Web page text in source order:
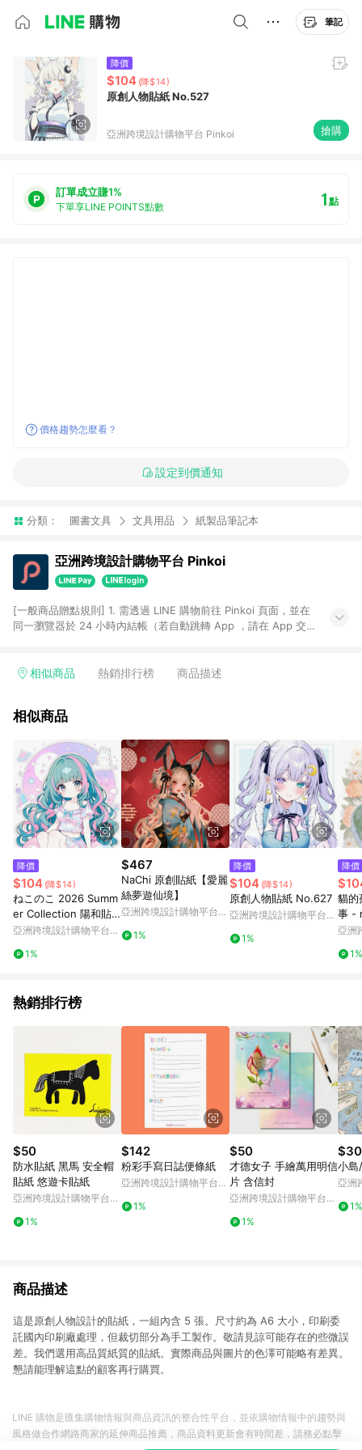
筆記
降價
$104 (降$14)
原創人物貼紙 No.527
亞洲跨境設計購物平台 Pinkoi 搶購
訂單成立賺1%
下單享LINE POINTS點數 1點
價格趨勢怎麼看？
設定到價通知
分類： 圖書文具 文具用品 紙製品筆記本
亞洲跨境設計購物平台 Pinkoi
[一般商品贈點規則] 1. 需透過 LINE 購物前往 Pinkoi 頁面，並在
同一瀏覽器於 24 小時內結帳（若自動跳轉 App ，請在 App 交
回饋訂單不得享有 Pinkoi 站方優惠，例如首購優惠，P coins，
行為，不具贈點資格，部分退款不在此限。 6. APP 請更新至
貨後 45 天後發送。 8. 群眾募資商品，禮物卡，開館保證金，補
運費，攤位費等不具贈點資格。 9. LINE 購物站上之商品規格、
顏色、價位、贈品如與 Pinkoi 商品資訊頁及購物車不符，以
Pinkoi 購物商品資訊頁及購物車標示為準。 10. 點數紅包使用規
則請以點數紅包活動說明為準。 11. 若於 LINE 購物前往 Pinkoi
頁面後才首次下載 Pinkoi APP 並完成訂單，不符合導購資格；承
上，首次下載 Pinkoi APP 後，需透過 LINE 購物前往 Pinkoi 頁
相似商品 熱銷排行榜 商品描述
相似商品
降價
$104 (降$14)
ねこのこ 2026 Summ
er Collection 陽和貼
紙 dreamypool
亞洲跨境設計購物平台
1%
$467
NaChi 原創貼紙【愛麗
絲夢遊仙境】
亞洲跨境設計購物平台
1%
降價
$104 (降$14)
原創人物貼紙 No.627
亞洲跨境設計購物平台
1%
降價
貓的
事 -
亞洲
1%
熱銷排行榜
$50
防水貼紙 黑馬 安全帽
貼紙 悠遊卡貼紙
亞洲跨境設計購物平台
1%
$142
粉彩手寫日誌便條紙
亞洲跨境設計購物平台
1%
$50
才德女子 手繪萬用明信
片 含信封
亞洲跨境設計購物平台
1%
$30
小島
亞洲
1%
商品描述
這是原創人物設計的貼紙，一組內含 5 張。尺寸約為 A6 大小，印刷委
託國內印刷廠處理，但裁切部分為手工製作。敬請見諒可能存在的些微誤
差。我們選用高品質紙質的貼紙。實際商品與圖片的色澤可能略有差異。
懇請能理解這點的顧客再行購買。
LINE 購物是匯集購物情報與商品資訊的整合性平台，並依購物情報中的趨勢與
風格做合作網路商家的延伸商品推薦，商品資料更新會有時間差，請務必點擊